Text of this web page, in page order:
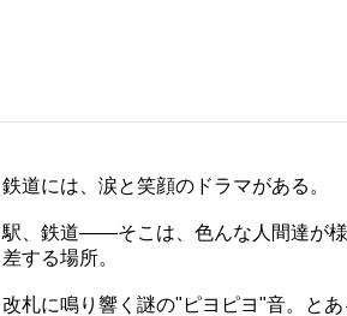
鉄道には、涙と笑顔のドラマがある。
駅、鉄道――そこは、色んな人間達が
差する場所。
改札に鳴り響く謎の"ピヨピヨ"音。と